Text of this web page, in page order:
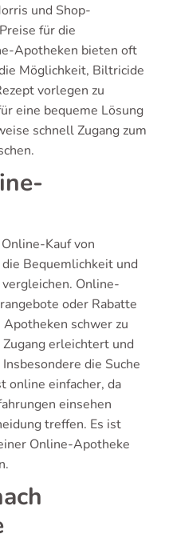
und Shop-
für die
Apotheken bieten oft
Möglichkeit, Biltricide
vorlegen zu
eine bequeme Lösung
schnell Zugang zum
Kauf von
Bequemlichkeit und
Online-
oder Rabatte
schwer zu
erleichtert und
die Suche
online einfacher, da
einsehen
treffen. Es ist
Online-Apotheke